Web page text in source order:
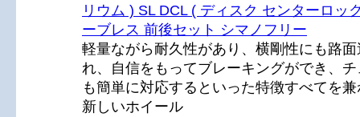
リウム ) SL DCL ( ディスク センターロッ
ーブレス 前後セット シマノフリー
軽量ながら耐久性があり、横剛性にも路
れ、自信をもってブレーキングができ、
も簡単に対応するといった特徴すべてを
新しいホイール